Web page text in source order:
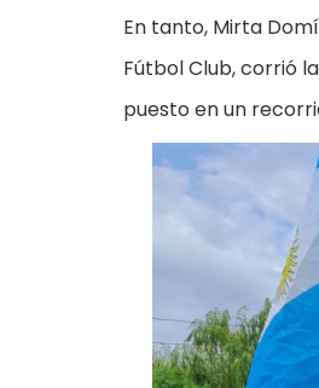
En tanto, Mirta
Fútbol Club, corrió
puesto en un